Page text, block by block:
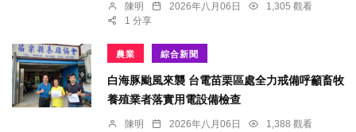
陳明 2026年八月06日
1,305 觀看
1 分享
農業 綜合新聞
白海豚颱風來襲 台電苗栗區處全力戒備呼籲畜牧
養殖業者落實用電設備檢查
陳明 2026年八月06日
1,388 觀看